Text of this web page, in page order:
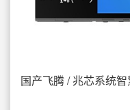
国产飞腾 / 兆芯系统